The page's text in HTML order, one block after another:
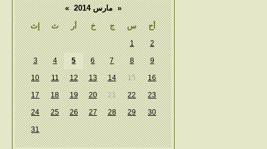
« مارس 2014 »
إث
ث أر خ ج س أح
1 2
3 4 5 6 7 8 9
10 11 12 13 14 15 16
17 18 19 20 21 22 23
24 25 26 27 28 29 30
31